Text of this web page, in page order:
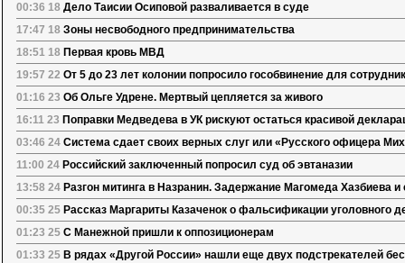
00:36 18 Дело Таисии Осиповой разваливается в суде
17:47 18 Зоны несвободного предпринимательства
18:51 18 Первая кровь МВД
19:57 22 От 5 до 23 лет колонии попросило гособвинение для
01:16 23 Об Ольге Удрене. Мертвый цепляется за живого
16:11 23 Поправки Медведева в УК рискуют остаться красивой
03:46 24 Система сдает своих верных слуг или «Русского офицера
11:00 24 Российский заключенный попросил суд об эвтаназии
13:58 24 Разгон митинга в Назранин. Задержание Магомеда Хазбиева и
00:35 25 Рассказ Маргариты Казаченок о фальсификации уголовного
01:23 25 С Манежной пришли к оппозиционерам
01:33 25 В рядах «Другой России» нашли еще двух подстрекателей